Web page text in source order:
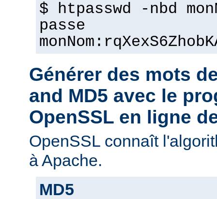
$ htpasswd -nbd
passe
Générer des mots
and MD5 avec le
OpenSSL en ligne
OpenSSL connaît
à Apache.
MD5